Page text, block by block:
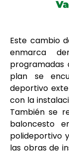
Este cambio
enmarca
programadas
plan se
deportivo
con la
También se
baloncesto
polideportivo
las obras de